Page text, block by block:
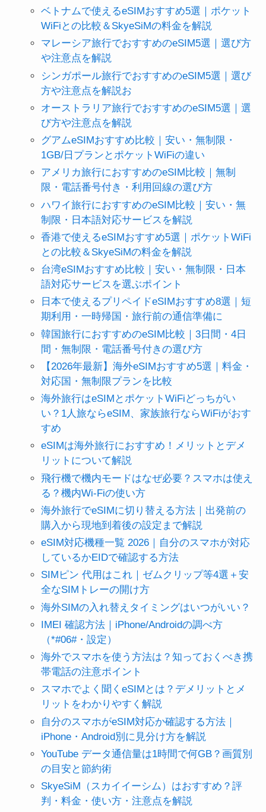
ベトナムで使えるeSIMおすすめ5選｜ポケット
WiFiとの比較＆SkyeSiMの料金を解説
マレーシア旅行でおすすめのeSIM5選｜選び方
や注意点を解説
シンガポール旅行でおすすめのeSIM5選｜選び
方や注意点を解説お
オーストラリア旅行でおすすめのeSIM5選｜選
び方や注意点を解説
グアムeSIMおすすめ比較｜安い・無制限・
1GB/日プランとポケットWiFiの違い
アメリカ旅行におすすめのeSIM比較｜無制
限・電話番号付き・利用回線の選び方
ハワイ旅行におすすめのeSIM比較｜安い・無
制限・日本語対応サービスを解説
香港で使えるeSIMおすすめ5選｜ポケットWiFi
との比較＆SkyeSiMの料金を解説
台湾eSIMおすすめ比較｜安い・無制限・日本
語対応サービスを選ぶポイント
日本で使えるプリペイドeSIMおすすめ8選｜短
期利用・一時帰国・旅行前の通信準備に
韓国旅行におすすめのeSIM比較｜3日間・4日
間・無制限・電話番号付きの選び方
【2026年最新】海外eSIMおすすめ5選｜料金・
対応国・無制限プランを比較
海外旅行はeSIMとポケットWiFiどっちがい
い？1人旅ならeSIM、家族旅行ならWiFiがおす
すめ
eSIMは海外旅行におすすめ！メリットとデメ
リットについて解説
飛行機で機内モードはなぜ必要？スマホは使え
る？機内Wi-Fiの使い方
海外旅行でeSIMに切り替える方法｜出発前の
購入から現地到着後の設定まで解説
eSIM対応機種一覧 2026｜自分のスマホが対応
しているかEIDで確認する方法
SIMピン 代用はこれ｜ゼムクリップ等4選＋安
全なSIMトレーの開け方
海外SIMの入れ替えタイミングはいつがいい？
IMEI 確認方法｜iPhone/Androidの調べ方
（*#06#・設定）
海外でスマホを使う方法は？知っておくべき携
帯電話の注意ポイント
スマホでよく聞くeSIMとは？デメリットとメ
リットをわかりやすく解説
自分のスマホがeSIM対応か確認する方法｜
iPhone・Android別に見分け方を解説
YouTube データ通信量は1時間で何GB？画質別
の目安と節約術
SkyeSiM（スカイイーシム）はおすすめ？評
判・料金・使い方・注意点を解説